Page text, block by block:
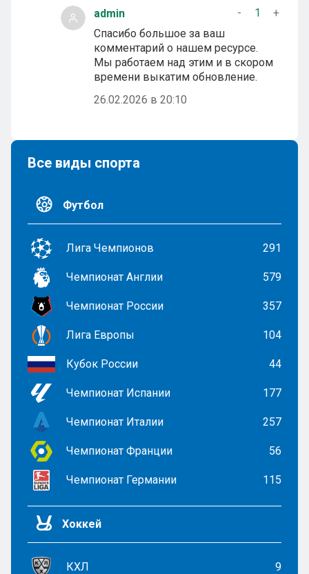
admin - 1
+
Спасибо большое за ваш
комментарий о нашем ресурсе.
Мы работаем над этим и в скором
времени выкатим обновление.
26.02.2026 в 20:10
Все виды спорта
Футбол
Лига Чемпионов 291
Чемпионат Англии 579
Чемпионат России 357
Лига Европы 104
Кубок России 44
Чемпионат Испании 177
Чемпионат Италии 257
Чемпионат Франции 56
Чемпионат Германии 115
Хоккей
КХЛ 9